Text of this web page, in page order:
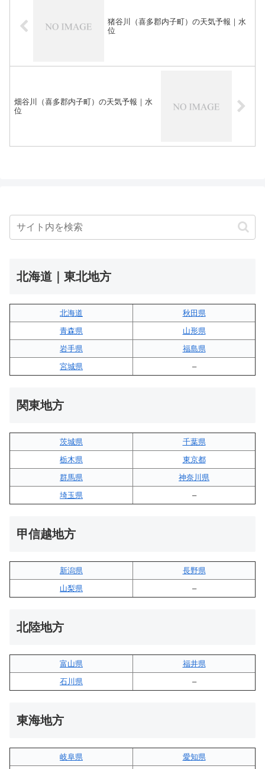
猪谷川（喜多郡内子町）の天気予報｜水
位
畑谷川（喜多郡内子町）の天気予報｜水
位
北海道｜東北地方
北海道
秋田県
青森県
山形県
岩手県
福島県
宮城県
–
関東地方
茨城県
千葉県
栃木県
東京都
群馬県
神奈川県
埼玉県
–
甲信越地方
新潟県
長野県
山梨県
–
北陸地方
富山県
福井県
石川県
–
東海地方
岐阜県
愛知県